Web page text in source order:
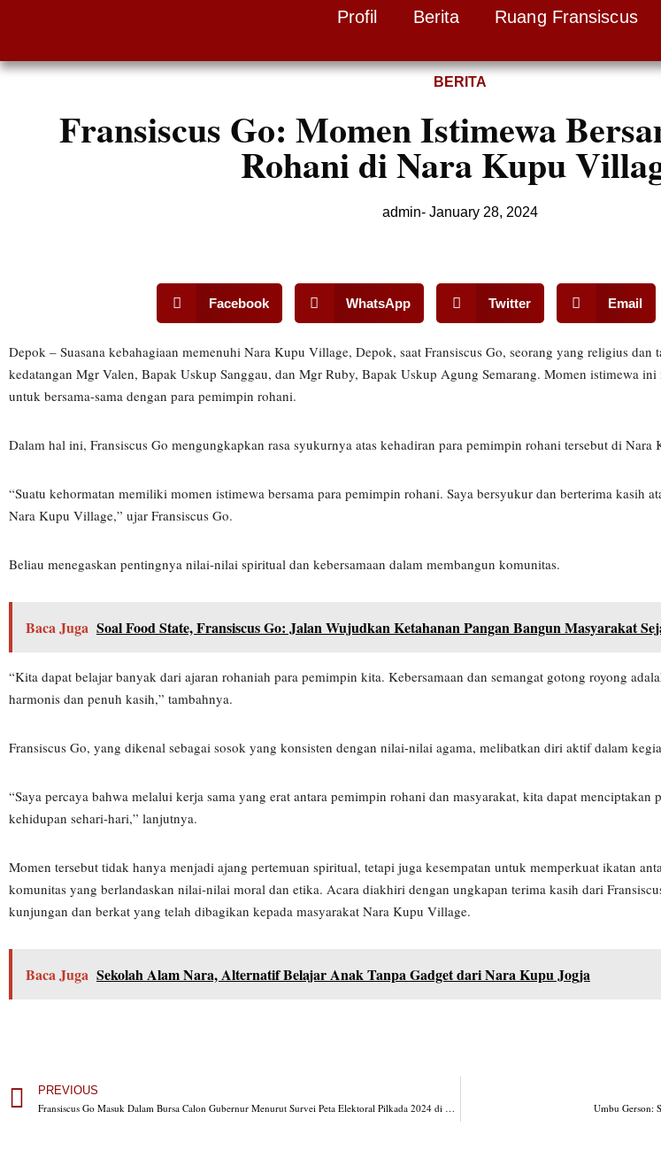
to
Profil Berita Ruang Fransiscus
BERITA
Fransiscus Go: Momen Istimewa
Rohani di Nara Kupu
admin- January 28, 2024
Facebook WhatsApp Twitter Email
Depok – Suasana kebahagiaan memenuhi Nara Kupu Village, Depok, saat Fransiscus Go, seorang yang religius dan
kedatangan Mgr Valen, Bapak Uskup Sanggau, dan Mgr Ruby, Bapak Uskup Agung Semarang. Momen istimewa
untuk bersama-sama dengan para pemimpin rohani.
Dalam hal ini, Fransiscus Go mengungkapkan rasa syukurnya atas kehadiran para pemimpin rohani tersebut di Nara
“Suatu kehormatan memiliki momen istimewa bersama para pemimpin rohani. Saya bersyukur dan berterima kasih
Nara Kupu Village,” ujar Fransiscus Go.
Beliau menegaskan pentingnya nilai-nilai spiritual dan kebersamaan dalam membangun komunitas.
Baca Juga Soal Food State, Fransiscus Go: Jalan Wujudkan Ketahanan Pangan Bangun Masyarakat
“Kita dapat belajar banyak dari ajaran rohaniah para pemimpin kita. Kebersamaan dan semangat gotong royong
harmonis dan penuh kasih,” tambahnya.
Fransiscus Go, yang dikenal sebagai sosok yang konsisten dengan nilai-nilai agama, melibatkan diri aktif dalam
“Saya percaya bahwa melalui kerja sama yang erat antara pemimpin rohani dan masyarakat, kita dapat menciptakan
kehidupan sehari-hari,” lanjutnya.
Momen tersebut tidak hanya menjadi ajang pertemuan spiritual, tetapi juga kesempatan untuk memperkuat ikatan
komunitas yang berlandaskan nilai-nilai moral dan etika. Acara diakhiri dengan ungkapan terima kasih dari
kunjungan dan berkat yang telah dibagikan kepada masyarakat Nara Kupu Village.
Baca Juga Sekolah Alam Nara, Alternatif Belajar Anak Tanpa Gadget dari Nara Kupu Jogja
PREVIOUS
Fransiscus Go Masuk Dalam Bursa Calon Gubernur Menurut Survei Peta Elektoral Pilkada 2024 di Provinsi NTT
Umbu Gerson: